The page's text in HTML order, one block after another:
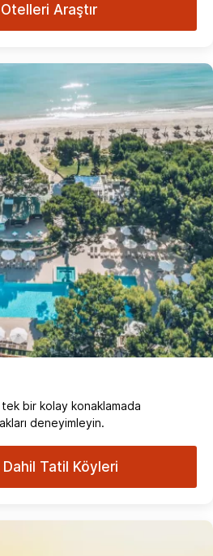
Araştır
bir kolay konaklamada
deneyimleyin.
Tatil Köyleri